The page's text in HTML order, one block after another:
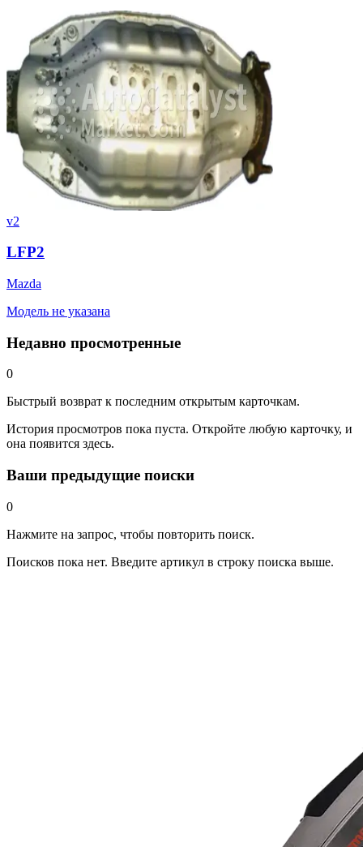
v2
LFP2
Mazda
Модель не указана
Недавно просмотренные
0
Быстрый возврат к последним открытым карточкам.
История просмотров пока пуста. Откройте любую карточку, и
она появится здесь.
Ваши предыдущие поиски
0
Нажмите на запрос, чтобы повторить поиск.
Поисков пока нет. Введите артикул в строку поиска выше.